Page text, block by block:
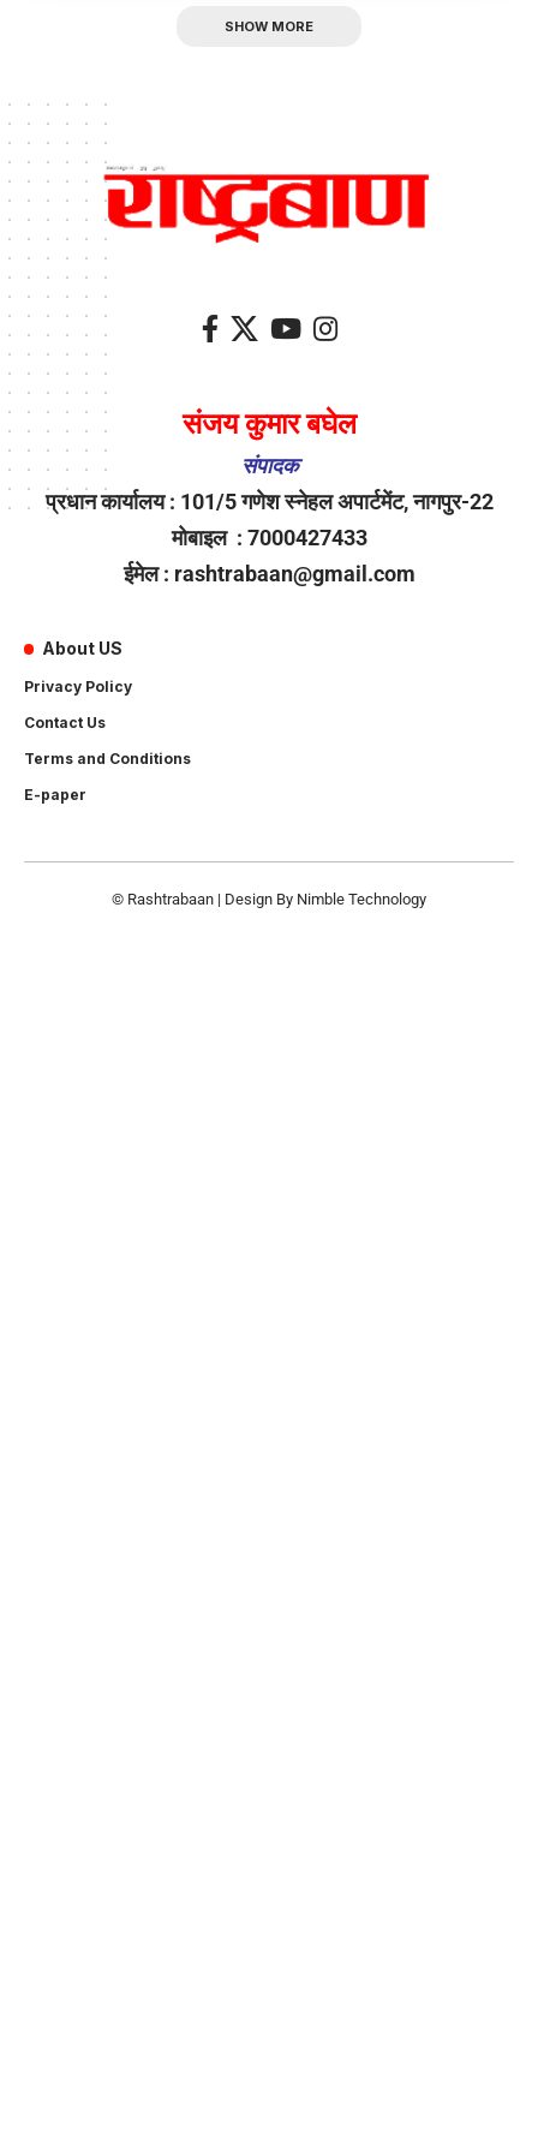
SHOW MORE
संजय कुमार बघेल
संपादक
प्रधान कार्यालय : 101/5 गणेश स्नेहल अपार्टमेंट, नागपुर-22
मोबाइल : 7000427433
ईमेल : rashtrabaan@gmail.com
About US
Privacy Policy
Contact Us
Terms and Conditions
E-paper
© Rashtrabaan | Design By Nimble Technology